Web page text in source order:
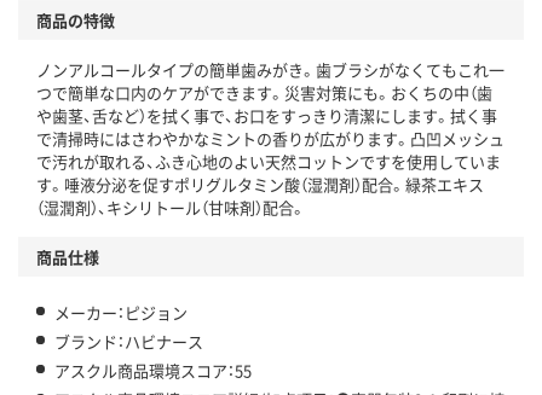
この商品の環境配慮ポイントです。下記商品詳細「
アスクル商品環境スコア詳細／加点項目
」で確認できます。
商品の特徴
ノンアルコールタイプの簡単歯みがき。歯ブラシがなくてもこれ一
つで簡単な口内のケアができます。災害対策にも。おくちの中（歯
や歯茎、舌など）を拭く事で、お口をすっきり清潔にします。拭く事
で清掃時にはさわやかなミントの香りが広がります。凸凹メッシュ
で汚れが取れる、ふき心地のよい天然コットンですを使用していま
す。唾液分泌を促すポリグルタミン酸（湿潤剤）配合。緑茶エキス
（湿潤剤）、キシリトール（甘味剤）配合。
商品仕様
メーカー：ピジョン
ブランド：ハビナース
アスクル商品環境スコア：55